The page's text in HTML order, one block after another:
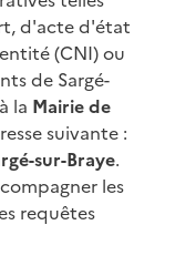
d'acte d'état
(CNI) ou
de Sargé-
la Mairie de
suivante :
sur-Braye.
les
requêtes